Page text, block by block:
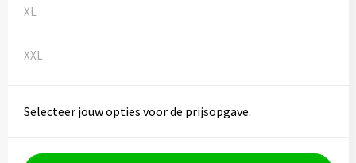
XL
XXL
Selecteer jouw opties voor de prijsopgave.